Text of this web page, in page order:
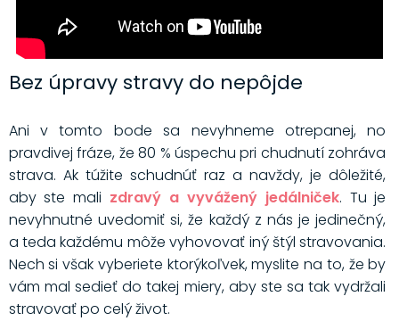
Bez úpravy stravy do nepôjde
Ani v tomto bode sa nevyhneme otrepanej, no
pravdivej fráze, že 80 % úspechu pri chudnutí zohráva
strava. Ak túžite schudnúť raz a navždy, je dôležité,
aby ste mali zdravý a vyvážený jedálniček. Tu je
nevyhnutné uvedomiť si, že každý z nás je jedinečný,
a teda každému môže vyhovovať iný štýl stravovania.
Nech si však vyberiete ktorýkoľvek, myslite na to, že by
vám mal sedieť do takej miery, aby ste sa tak vydržali
stravovať po celý život.